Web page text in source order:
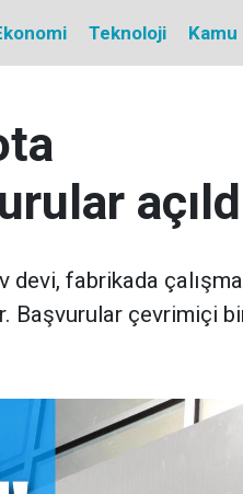
Teknoloji Kamu
devi, fabrikada
Başvurular çevrimiçi